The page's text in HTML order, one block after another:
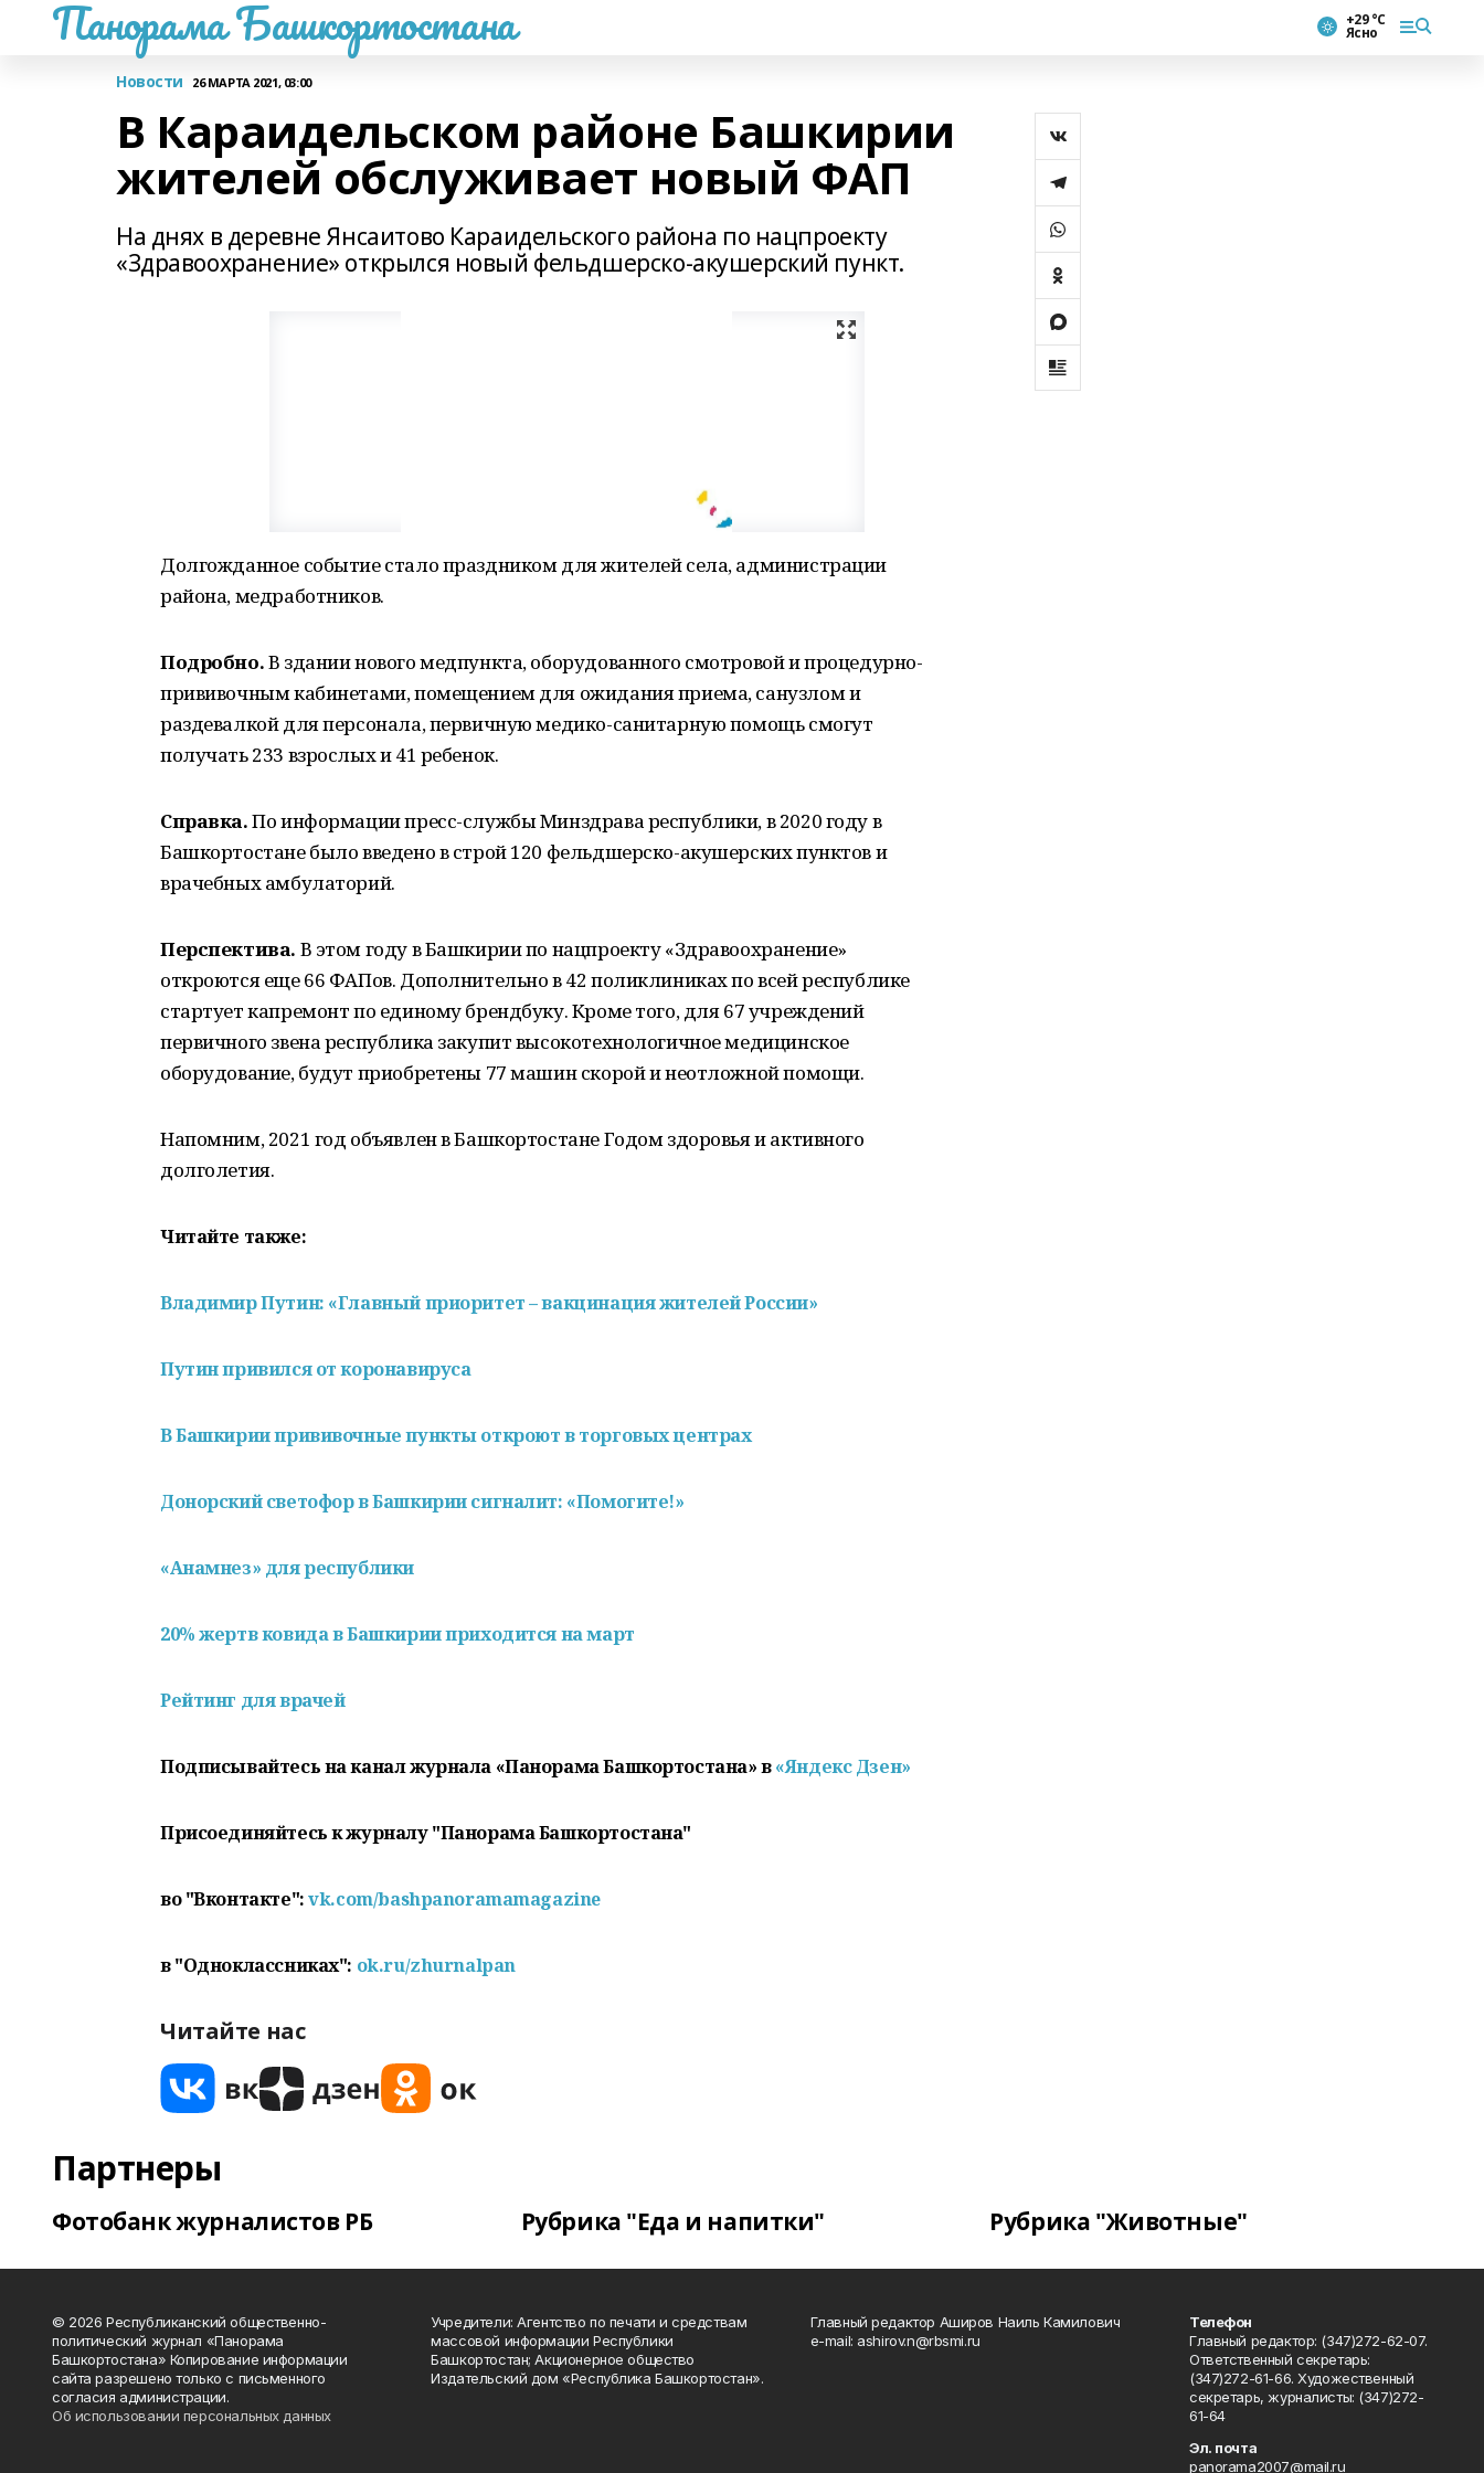
Панорама Башкортостана +29 °С
Ясно
Новости 26 МАРТА 2021, 03:00
В Караидельском районе Башкирии
жителей обслуживает новый ФАП
На днях в деревне Янсаитово Караидельского района по нацпроекту
«Здравоохранение» открылся новый фельдшерско-акушерский пункт.
Долгожданное событие стало праздником для жителей села, администрации
района, медработников.
Подробно.В здании нового медпункта, оборудованного смотровой и процедурно-
прививочным кабинетами, помещением для ожидания приема, санузлом и
раздевалкой для персонала, первичную медико-санитарную помощь смогут
получать 233 взрослых и 41 ребенок.
Справка.По информации пресс-службы Минздрава республики, в 2020 году в
Башкортостане было введено в строй 120 фельдшерско-акушерских пунктов и
врачебных амбулаторий.
Перспектива. В этом году в Башкирии по нацпроекту «Здравоохранение»
откроются еще 66 ФАПов. Дополнительно в 42 поликлиниках по всей республике
стартует капремонт по единому брендбуку. Кроме того, для 67 учреждений
первичного звена республика закупит высокотехнологичное медицинское
оборудование, будут приобретены 77 машин скорой и неотложной помощи.
Напомним, 2021 год объявлен в Башкортостане Годом здоровья и активного
долголетия.
Читайте также:
Владимир Путин: «Главный приоритет – вакцинация жителей России»
Путин привился от коронавируса
В Башкирии прививочные пункты откроют в торговых центрах
Донорский светофор в Башкирии сигналит: «Помогите!»
«Анамнез» для республики
20% жертв ковида в Башкирии приходится на март
Рейтинг для врачей
Подписывайтесь на канал журнала «Панорама Башкортостана» в«Яндекс Дзен»
Присоединяйтесь к журналу "Панорама Башкортостана"
во "Вконтакте":vk.com/bashpanoramamagazine
в "Одноклассниках": ok.ru/zhurnalpan
Читайте нас
Партнеры
Фотобанк журналистов РБ Рубрика "Еда и напитки" Рубрика "Животные"
© 2026 Республиканский общественно-
политический журнал «Панорама
Башкортостана» Копирование информации
сайта разрешено только с письменного
согласия администрации.
Об использовании персональных данных
Учредители: Агентство по печати и средствам
массовой информации Республики
Башкортостан; Акционерное общество
Издательский дом «Республика Башкортостан».
Главный редактор Аширов Наиль Камилович
e-mail: ashirov.n@rbsmi.ru
Телефон
Главный редактор: (347)272-62-07.
Ответственный секретарь:
(347)272-61-66. Художественный
секретарь, журналисты: (347)272-
61-64
Эл. почта
panorama2007@mail.ru